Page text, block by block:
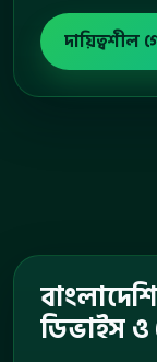
দায়িত্বশীল
ডিভাইস ও